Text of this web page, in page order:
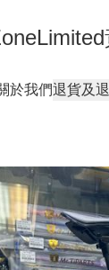
於我們退貨及